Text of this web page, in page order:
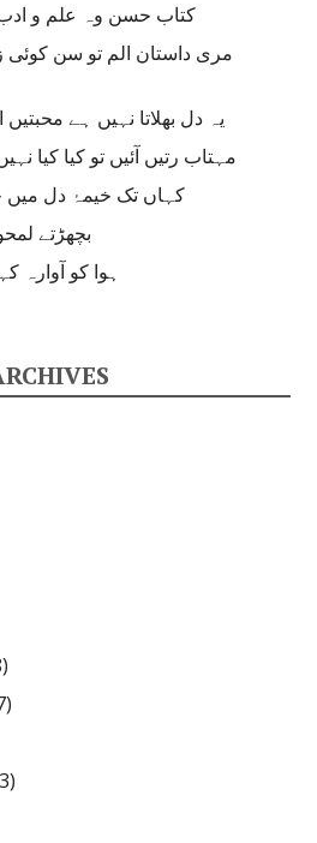
کتاب حسن وہ علم و ادب
مری داستان الم تو سن کوئی
یہ دل بھلاتا نہیں ہے
مہتاب رتیں آئیں تو کیا کیا
کہاں تک خیمۂ دل میں
بچھڑتے
ہوا کو آوارہ